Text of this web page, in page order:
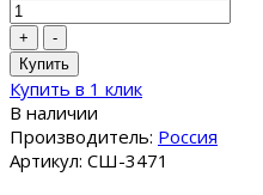
+
-
Купить
Купить в 1 клик
В наличии
Производитель: Россия
Артикул: СШ-3471